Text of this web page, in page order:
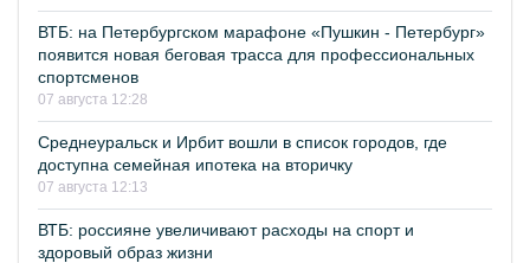
ВТБ: на Петербургском марафоне «Пушкин - Петербург»
появится новая беговая трасса для профессиональных
спортсменов
07 августа 12:28
Среднеуральск и Ирбит вошли в список городов, где
доступна семейная ипотека на вторичку
07 августа 12:13
ВТБ: россияне увеличивают расходы на спорт и
здоровый образ жизни